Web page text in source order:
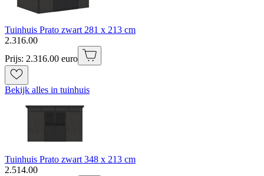
Tuinhuis Prato zwart 281 x 213 cm
2.316.00
Prijs: 2.316.00 euro
Bekijk alles in tuinhuis
Tuinhuis Prato zwart 348 x 213 cm
2.514.00